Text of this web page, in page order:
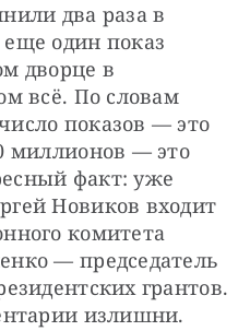
два раза в
один показ
дворце в
всё. По словам
показов — это
миллионов — это
факт: уже
Новиков входит
комитета
— председатель
грантов.
излишни.